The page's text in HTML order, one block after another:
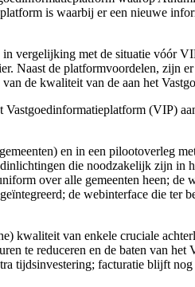
is waarbij er een nieuwe
vergelijking met de situatie vóór
Naast de platformvoordelen, zijn
de kwaliteit van de aan het
(VIP)
en in een pilootoverleg
die noodzakelijk zijn in
over alle gemeenten heen;
de webinterface die ter
kwaliteit van enkele cruciale
te reduceren en de baten van
tijdsinvestering; facturatie blijft